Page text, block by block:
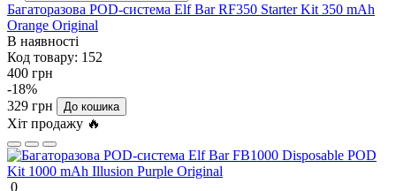
Багаторазова POD-система Elf Bar RF350 Starter Kit 350 mAh
Orange Original
В наявності
Код товару: 152
400 грн
-18%
329 грн
До кошика
Хіт продажу 🔥
0